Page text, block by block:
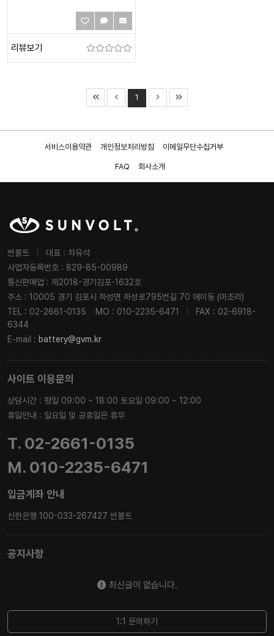
리뷰보기
1
서비스이용약관 개인정보처리방침 이메일무단수집거부
FAQ 회사소개
썬볼트
대표 : 차유석
사업자등록번호 : 829-85-00989
통신판매업 : 제2018-경기김포-1632호
주소 : 10005 경기 김포시 하성면 하성로795번길 70 에이동 (마조리)
TEL : 02-2661-0135
MO : 010-2235-6471
FAX : 02-6918-
6344
E-mail : battery@gvm.kr
사이트 이용문의
상담시간 : 평일 09:00 ~ 18:00 토요일 09:00 ~ 12:00
휴일안내 : 일요일 및 공휴일은 휴무
T. 02-2661-0135
M. 010-2235-6471
입금계좌 안내
신한은행 100-033-267427 썬볼트
공지사항
최신글이 없습니다.
1:1 문의하기